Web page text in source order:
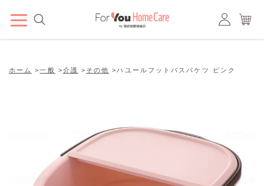
ホーム >一般 >介護 > その他 >ハユールフットバスバケツ ピンク